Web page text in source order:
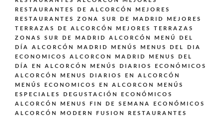
RESTAURANTES DE ALCORCÓN
MEJORES
RESTAURANTES ZONA SUR DE MADRID
MEJORES
TERRAZAS DE ALCORCÓN
MEJORES TERRAZAS
ZONAS SUR DE MADRID ALCORCÓN
MENÚ DEL
DÍA ALCORCÓN MADRID
MENÚS
MENUS DEL DIA
ECONOMICOS ALCORCON MADRID
MENUS DEL
DÍA EN ALCORCÓN
MENÚS DIARIOS ECONÓMICOS
ALCORCÓN
MENUS DIARIOS EN ALCORCÓN
MENÚS ECONOMICOS EN ALCORCON
MENÚS
ESPECIALES DEGUSTACIÓN ECONÓMICOS
ALCORCÓN
MENUS FIN DE SEMANA ECONÓMICOS
ALCORCÓN
MODERN FUSION
RESTAURANTES